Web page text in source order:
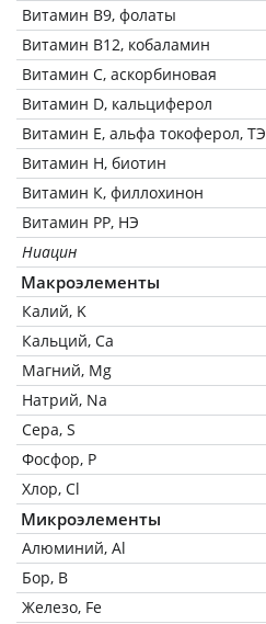
Витамин В9, фолаты
Витамин В12, кобаламин
Витамин C, аскорбиновая
Витамин D, кальциферол
Витамин Е, альфа токоферол, ТЭ
Витамин Н, биотин
Витамин К, филлохинон
Витамин РР, НЭ
Ниацин
Макроэлементы
Калий, K
Кальций, Ca
Магний, Mg
Натрий, Na
Сера, S
Фосфор, P
Хлор, Cl
Микроэлементы
Алюминий, Al
Бор, B
Железо, Fe